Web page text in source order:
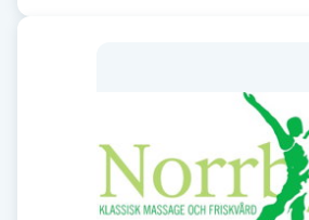
Face framing
Fettreducering